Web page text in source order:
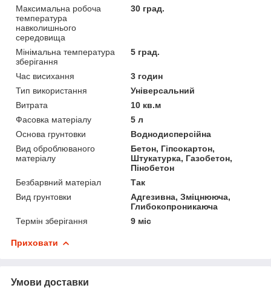
Максимальна робоча
температура
навколишнього
середовища
30 град.
Мінімальна температура
зберігання
5 град.
Час висихання
3 годин
Тип використання
Універсальний
Витрата
10 кв.м
Фасовка матеріалу
5 л
Основа грунтовки
Воднодисперсійна
Вид оброблюваного
матеріалу
Бетон, Гіпсокартон,
Штукатурка, Газобетон,
Пінобетон
Безбарвний матеріал
Так
Вид грунтовки
Адгезивна, Зміцнююча,
Глибокопроникаюча
Термін зберігання
9 міс
Приховати
Умови доставки